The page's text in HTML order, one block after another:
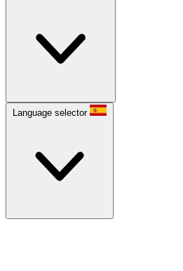
Language selector